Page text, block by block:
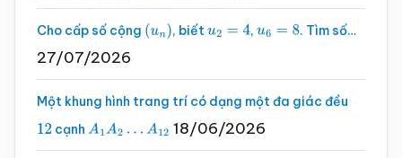
Cho cấp số cộng (un), biếtu2 =4 , u6 =8 . Tìm số…
27/07/2026
Một khung hình trang trí có dạng một đa giác đều
12 cạnh A1A2…A 12 18/06/2026